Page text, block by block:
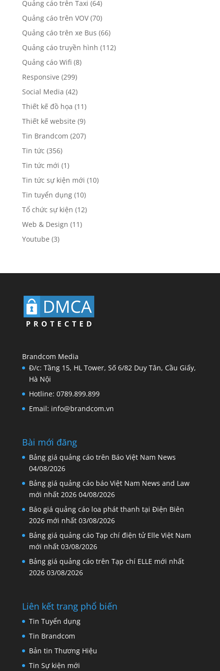
Quảng cáo trên Taxi (64)
Quảng cáo trên VOV(70)
Quảng cáo trên xe Bus (66)
Quảng cáo truyền hình (112)
Quảng cáo Wifi (8)
Responsive (299)
Social Media (42)
Thiết kế đồ họa (11)
Thiết kế website (9)
Tin Brandcom (207)
Tin tức (356)
Tin tức mới (1)
Tin tức sự kiện mới (10)
Tin tuyển dụng(10)
Tổ chức sự kiện (12)
Web & Design (11)
Youtube (3)
Brandcom Media
Đ/c: Tầng 15, HL Tower, Số 6/82 Duy Tân, Cầu Giấy,
Hà Nội
Hotline: 0789.899.899
Email: info@brandcom.vn
Bài mới đăng
Bảng giá quảng cáo trên Báo Việt Nam News
04/08/2026
Bảng giá quảng cáo báo Việt Nam News and Law
mới nhất 2026 04/08/2026
Báo giá quảng cáo loa phát thanh tại Điện Biên
2026 mới nhất 03/08/2026
Bảng giá quảng cáo Tạp chí điện tử Elle Việt Nam
mới nhất 03/08/2026
Bảng giá quảng cáo trên Tạp chí ELLE mới nhất
2026 03/08/2026
Liên kết trang phổ biến
Tin Tuyển dụng
Tin Brandcom
Bản tin Thương Hiệu
Tin Sự kiện mới